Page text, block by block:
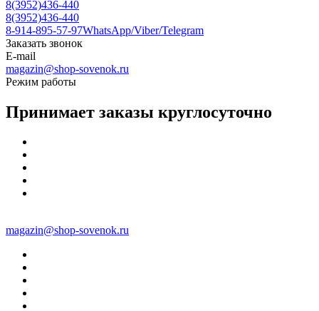
8(3952)436-440
8(3952)436-440
8-914-895-57-97WhatsApp/Viber/Telegram
Заказать звонок
E-mail
magazin@shop-sovenok.ru
Режим работы
Принимает заказы круглосуточно
magazin@shop-sovenok.ru